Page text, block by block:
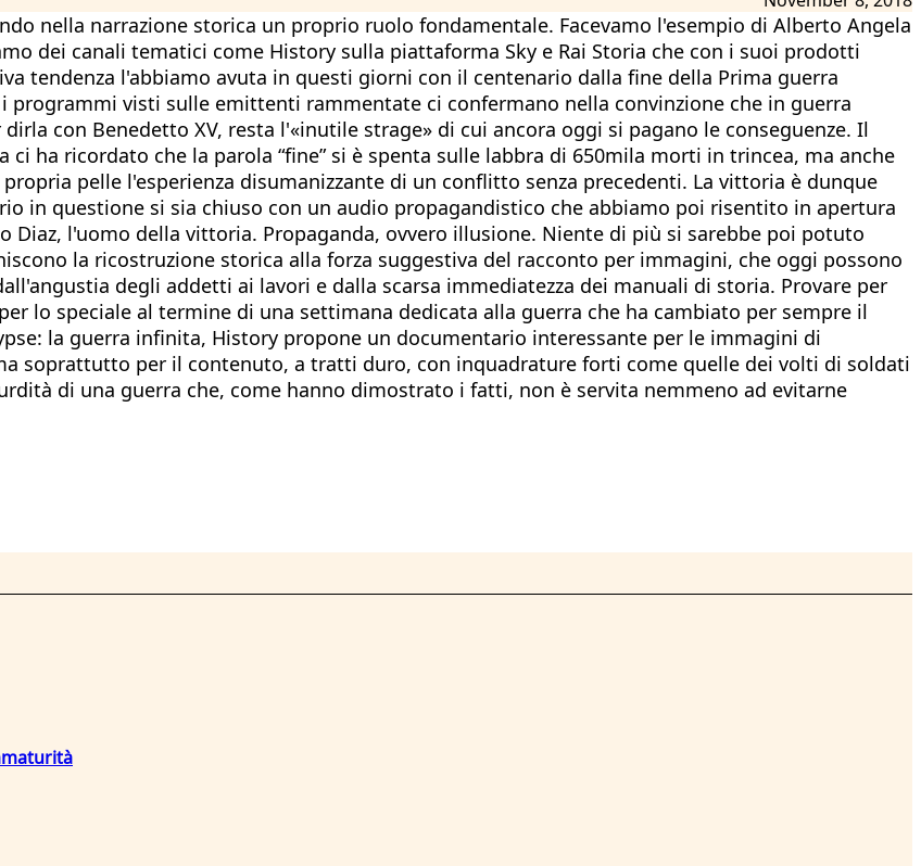
nella narrazione storica un proprio ruolo fondamentale. Facevamo l'esempio di Alberto Angela
dei canali tematici come History sulla piattaforma Sky e Rai Storia che con i suoi prodotti
tendenza l'abbiamo avuta in questi giorni con il centenario dalla fine della Prima guerra
visti sulle emittenti rammentate ci confermano nella convinzione che in guerra
con Benedetto XV, resta l'«inutile strage» di cui ancora oggi si pagano le conseguenze. Il
ci ha ricordato che la parola “fine” si è spenta sulle labbra di 650mila morti in trincea, ma anche
pelle l'esperienza disumanizzante di un conflitto senza precedenti. La vittoria è dunque
in questione si sia chiuso con un audio propagandistico che abbiamo poi risentito in apertura
Diaz, l'uomo della vittoria. Propaganda, ovvero illusione. Niente di più si sarebbe poi potuto
la ricostruzione storica alla forza suggestiva del racconto per immagini, che oggi possono
degli addetti ai lavori e dalla scarsa immediatezza dei manuali di storia. Provare per
lo speciale al termine di una settimana dedicata alla guerra che ha cambiato per sempre il
la guerra infinita, History propone un documentario interessante per le immagini di
soprattutto per il contenuto, a tratti duro, con inquadrature forti come quelle dei volti di soldati
di una guerra che, come hanno dimostrato i fatti, non è servita nemmeno ad evitarne